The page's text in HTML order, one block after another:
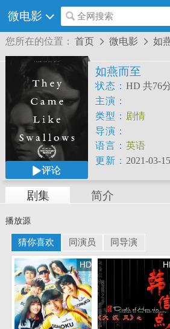
微电影 全网搜索
您所在的位置： 首页  微电影  如
评论
如燕而至
状态： HD 共76
主演：
Jocasta Anderson
类型： 剧情
导演：
David
James
语言： 英语
更新： 2021-03-
剧集 简介
播放源
猜你喜欢 同演员 同导演
HD